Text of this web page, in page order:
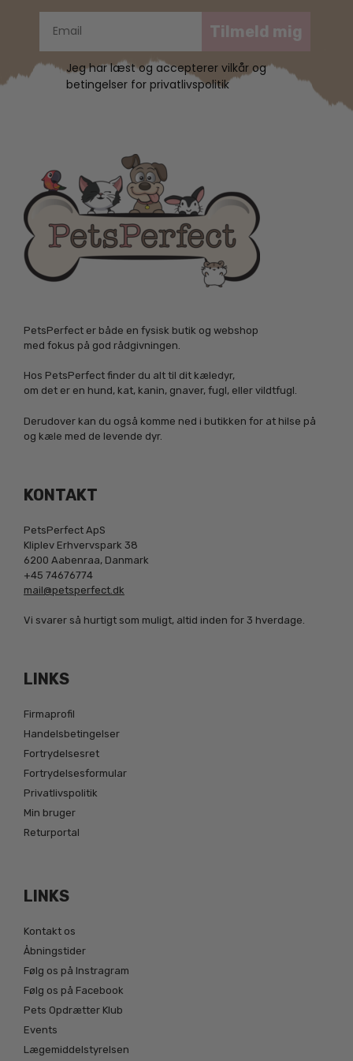
Tilmeld mig
Jeg har læst og accepterer vilkår og
betingelser for privatlivspolitik
PetsPerfect er både en fysisk butik og webshop
med fokus på god rådgivningen.
Hos PetsPerfect finder du alt til dit kæledyr,
om det er en hund, kat, kanin, gnaver, fugl, eller vildtfugl.
Derudover kan du også komme ned i butikken for at hilse på
og kæle med de levende dyr.
KONTAKT
PetsPerfect ApS
Kliplev Erhvervspark 38
6200 Aabenraa, Danmark
+45 74676774
mail@petsperfect.dk
Vi svarer så hurtigt som muligt, altid inden for 3 hverdage.
LINKS
Firmaprofil
Handelsbetingelser
Fortrydelsesret
Fortrydelsesformular
Privatlivspolitik
Min bruger
Returportal
LINKS
Kontakt os
Åbningstider
Følg os på Instragram
Følg os på Facebook
Pets Opdrætter Klub
Events
Lægemiddelstyrelsen